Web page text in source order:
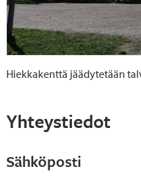
Hiekkakenttä jäädytetään
Yhteystiedot
Sähköposti